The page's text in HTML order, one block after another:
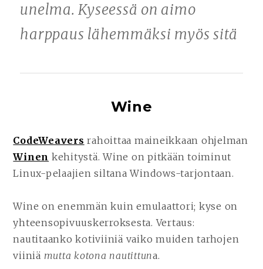
unelma. Kyseessä on aimo
harppaus lähemmäksi myös sitä
Wine
CodeWeavers rahoittaa maineikkaan ohjelman
Winen kehitystä. Wine on pitkään toiminut
Linux-pelaajien siltana Windows-tarjontaan.
Wine on enemmän kuin emulaattori; kyse on
yhteensopivuuskerroksesta. Vertaus:
nautitaanko kotiviiniä vaiko muiden tarhojen
viiniä mutta kotona nautittuna.